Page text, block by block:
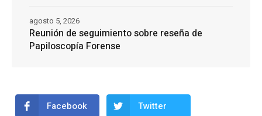
Reunión de seguimiento sobre reseña de
Papiloscopía Forense
agosto 5, 2026
Facebook Twitter